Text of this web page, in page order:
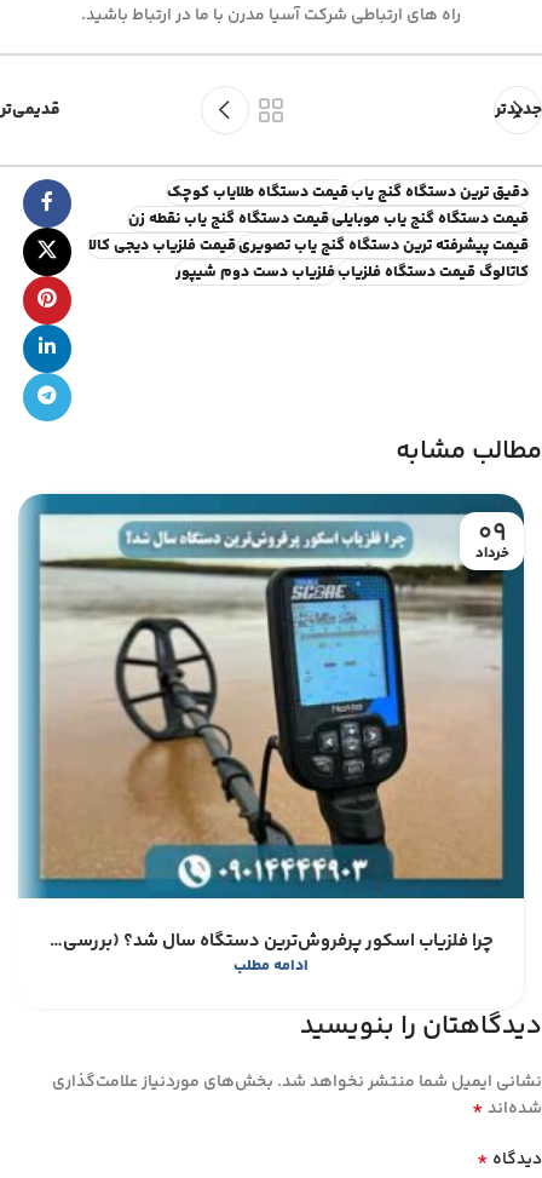
راه های ارتباطی شرکت آسیا مدرن با ما در ارتباط باشید.
جدیدتر قدیمی‌تر
دقیق ترین دستگاه گنج یابقیمت دستگاه طلایاب کوچک
قیمت دستگاه گنج یاب موبایلیقیمت دستگاه گنج یاب نقطه زن
قیمت پیشرفته ترین دستگاه گنج یاب تصویریقیمت فلزیاب دیجی کالا
کاتالوگ قیمت دستگاه فلزیابفلزیاب دست دوم شیپور
مطالب مشابه
09
خرداد
چرا فلزیاب اسکور پرفروش‌ترین دستگاه سال شد؟ (بررسی مزایا و معایب)
ادامه مطلب
دیدگاهتان را بنویسید
نشانی ایمیل شما منتشر نخواهد شد. بخش‌های موردنیاز علامت‌گذاری
شده‌اند*
دیدگاه *